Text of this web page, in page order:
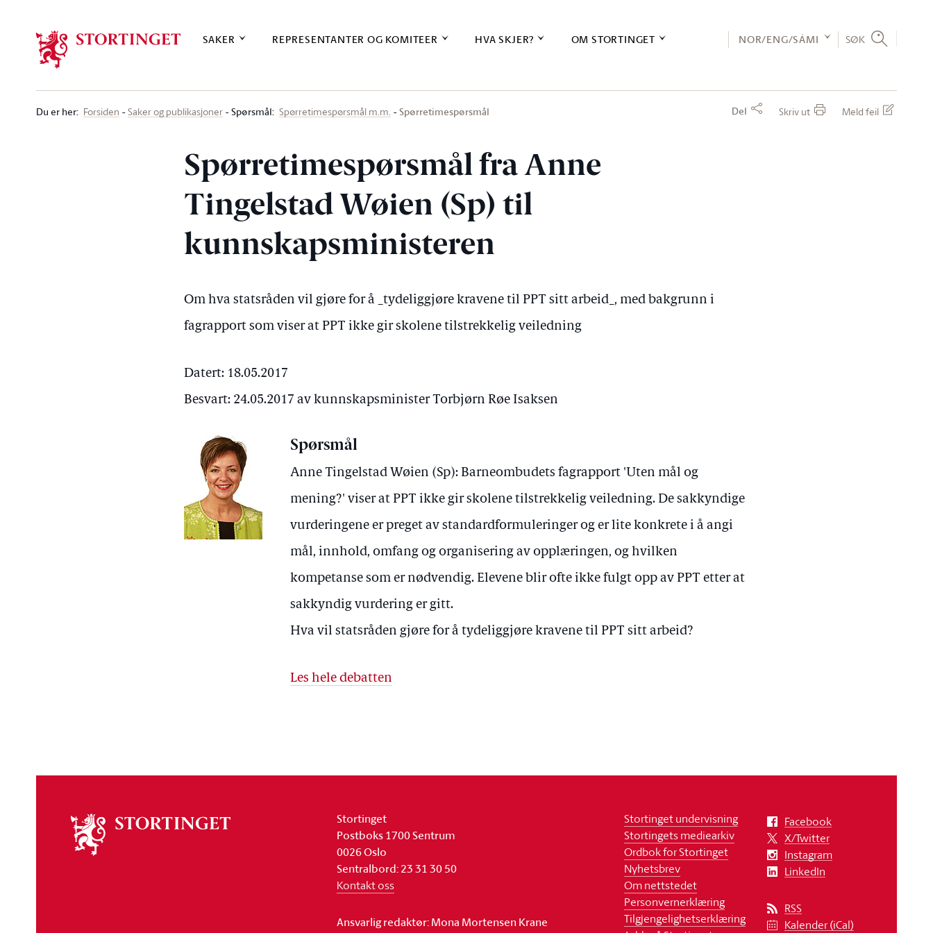
SAKER REPRESENTANTER OG KOMITEER HVA SKJER? OM STORTINGET NOR/ENG/SÁMI SØK
Du er her: Forsiden Saker og publikasjoner Spørsmål: Spørretimespørsmål m.m. Spørretimespørsmål Del Skriv ut Meld feil
Spørretimespørsmål fra Anne
Tingelstad Wøien (Sp) til
kunnskapsministeren
Om hva statsråden vil gjøre for å _tydeliggjøre kravene til PPT sitt arbeid_, med bakgrunn i
fagrapport som viser at PPT ikke gir skolene tilstrekkelig veiledning
Datert: 18.05.2017
Besvart: 24.05.2017 av kunnskapsminister Torbjørn Røe Isaksen
Spørsmål
Anne Tingelstad Wøien (Sp): Barneombudets fagrapport 'Uten mål og
mening?' viser at PPT ikke gir skolene tilstrekkelig veiledning. De sakkyndige
vurderingene er preget av standardformuleringer og er lite konkrete i å angi
mål, innhold, omfang og organisering av opplæringen, og hvilken
kompetanse som er nødvendig. Elevene blir ofte ikke fulgt opp av PPT etter at
sakkyndig vurdering er gitt.
Hva vil statsråden gjøre for å tydeliggjøre kravene til PPT sitt arbeid?
Les hele debatten
stortinget
Stortinget
Postboks 1700 Sentrum
0026 Oslo
Sentralbord: 23 31 30 50
Kontakt oss
Ansvarlig redaktør: Mona Mortensen Krane
Stortinget undervisning
Stortingets mediearkiv
Ordbok for Stortinget
Nyhetsbrev
Om nettstedet
Personvernerklæring
Tilgjengelighetserklæring
Facebook
X/Twitter
Instagram
LinkedIn
RSS
Kalender (iCal)